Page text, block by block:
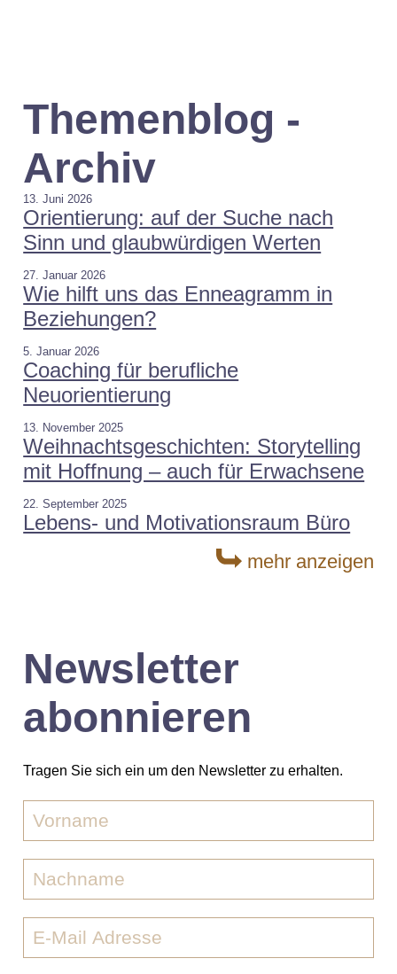
Themenblog -
Archiv
13. Juni 2026
Orientierung: auf der Suche nach
Sinn und glaubwürdigen Werten
27. Januar 2026
Wie hilft uns das Enneagramm in
Beziehungen?
5. Januar 2026
Coaching für berufliche
Neuorientierung
13. November 2025
Weihnachtsgeschichten: Storytelling
mit Hoffnung – auch für Erwachsene
22. September 2025
Lebens- und Motivationsraum Büro
mehr anzeigen
Newsletter
abonnieren
Tragen Sie sich ein um den Newsletter zu erhalten.